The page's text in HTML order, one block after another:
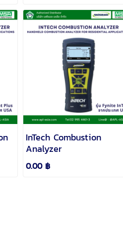
InTech Combustion
Analyzer
0.00 ฿